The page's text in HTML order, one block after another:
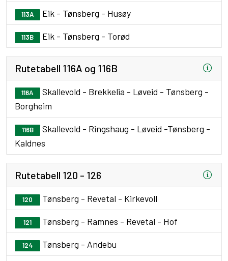
113A Eik - Tønsberg - Husøy
113B Eik - Tønsberg - Torød
Rutetabell 116A og 116B
116A
Skallevold - Brekkelia - Løveid - Tønsberg -
Borgheim
116B
Skallevold - Ringshaug - Løveid -Tønsberg -
Kaldnes
Rutetabell 120 - 126
120 Tønsberg - Revetal - Kirkevoll
121 Tønsberg - Ramnes - Revetal - Hof
124 Tønsberg - Andebu